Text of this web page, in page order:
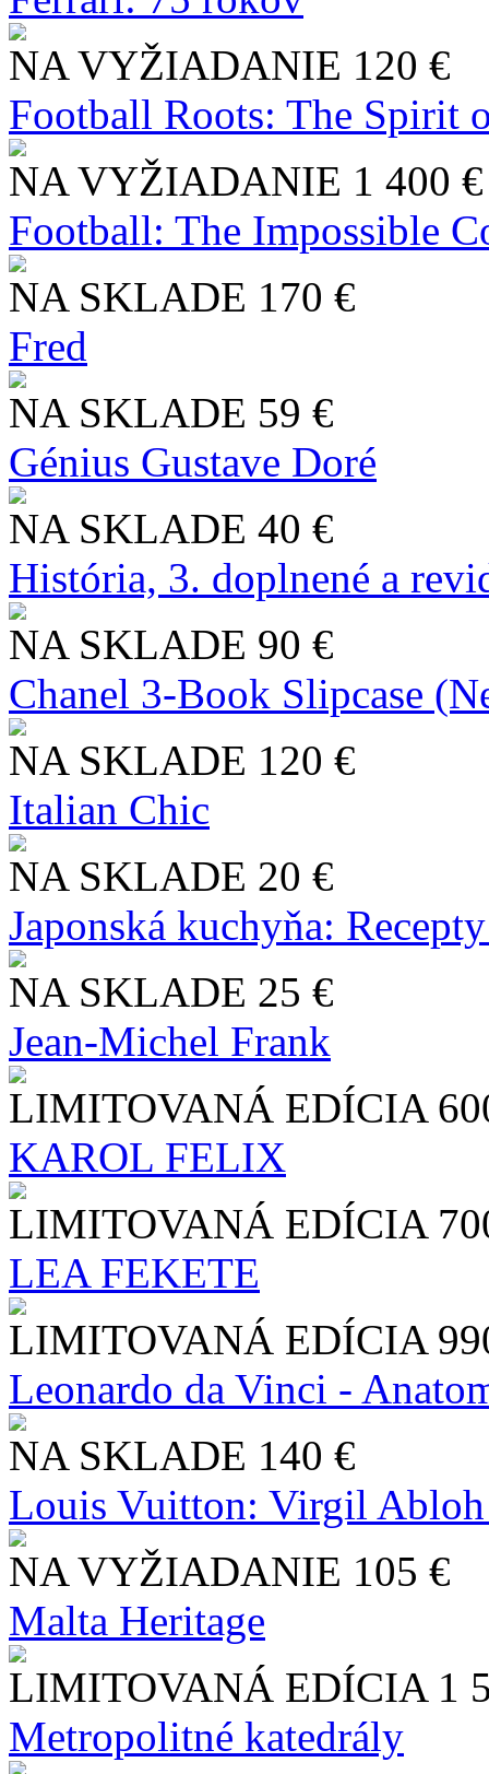
NA VYŽIADANIE 120 €
Football Roots: The Spirit
NA VYŽIADANIE 1 400 €
Football: The Impossible
NA SKLADE 170 €
Fred
NA SKLADE 59 €
Génius Gustave Doré
NA SKLADE 40 €
História, 3. doplnené a
NA SKLADE 90 €
Chanel 3-Book Slipcase
NA SKLADE 120 €
Italian Chic
NA SKLADE 20 €
Japonská kuchyňa:
NA SKLADE 25 €
Jean-Michel Frank
LIMITOVANÁ EDÍCIA
KAROL FELIX
LIMITOVANÁ EDÍCIA
LEA FEKETE
LIMITOVANÁ EDÍCIA
Leonardo da Vinci -
NA SKLADE 140 €
Louis Vuitton: Virgil
NA VYŽIADANIE 105 €
Malta Heritage
LIMITOVANÁ EDÍCIA 1
Metropolitné katedrály